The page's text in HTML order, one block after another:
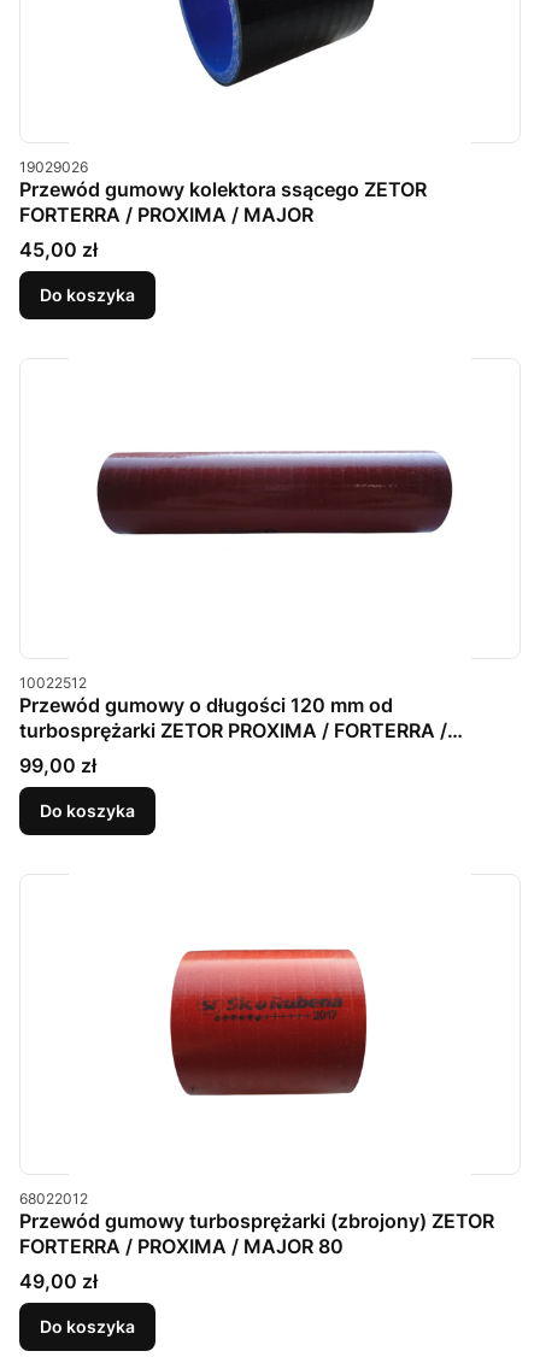
Kod produktu
19029026
Przewód gumowy kolektora ssącego ZETOR
FORTERRA / PROXIMA / MAJOR
Cena
45,00 zł
Do koszyka
Kod produktu
10022512
Przewód gumowy o długości 120 mm od
turbosprężarki ZETOR PROXIMA / FORTERRA /
MAJOR 80
Cena
99,00 zł
Do koszyka
Kod produktu
68022012
Przewód gumowy turbosprężarki (zbrojony) ZETOR
FORTERRA / PROXIMA / MAJOR 80
Cena
49,00 zł
Do koszyka